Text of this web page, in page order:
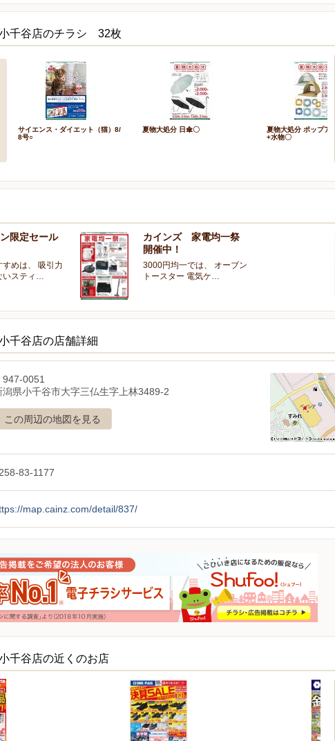
千谷店のチラシ 32枚
サイエンス・ダイエット（猫）8/
8号○
夏物大処分 日傘〇
夏物大処分 ポップア
+水物〇
限定セール
すめは、 吸引力
いスティ…
カインズ 家電均一祭
開催中！
3000円均一では、 オーブン
トースター 電気ケ…
千谷店の店舗詳細
947-0051
潟県小千谷市大字三仏生字上林3489-2
この周辺の地図を見る
83-1177
map.cainz.com/detail/837/
千谷店の近くのお店